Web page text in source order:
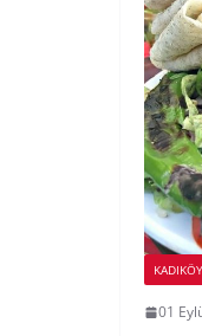
KADIKÖY
01